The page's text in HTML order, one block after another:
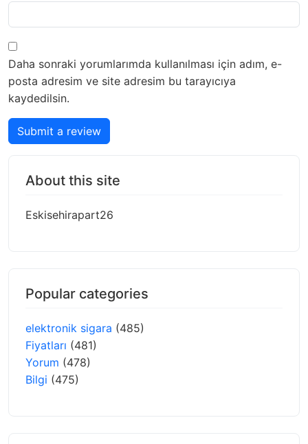
Daha sonraki yorumlarımda kullanılması için adım, e-
posta adresim ve site adresim bu tarayıcıya
kaydedilsin.
Submit a review
About this site
Eskisehirapart26
Popular categories
elektronik sigara (485)
Fiyatları (481)
Yorum (478)
Bilgi (475)